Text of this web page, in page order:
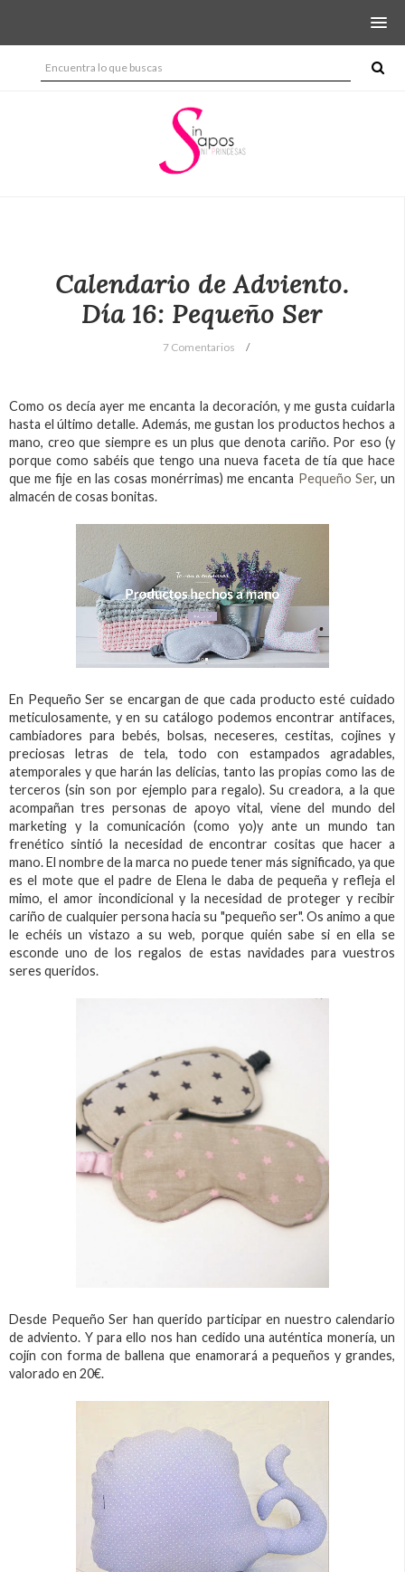
Calendario de Adviento.
Día 16: Pequeño Ser
7 Comentarios
Como os decía ayer me encanta la decoración, y me gusta cuidarla
hasta el último detalle. Además, me gustan los productos hechos a
mano, creo que siempre es un plus que denota cariño. Por eso (y
porque como sabéis que tengo una nueva faceta de tía que hace
que me fije en las cosas monérrimas) me encanta Pequeño Ser, un
almacén de cosas bonitas.
En Pequeño Ser se encargan de que cada producto esté cuidado
meticulosamente, y en su catálogo podemos encontrar antifaces,
cambiadores para bebés, bolsas, neceseres, cestitas, cojines y
preciosas letras de tela, todo con estampados agradables,
atemporales y que harán las delicias, tanto las propias como las de
terceros (sin son por ejemplo para regalo). Su creadora, a la que
acompañan tres personas de apoyo vital, viene del mundo del
marketing y la comunicación (como yo)y ante un mundo tan
frenético sintió la necesidad de encontrar cositas que hacer a
mano. El nombre de la marca no puede tener más significado, ya que
es el mote que el padre de Elena le daba de pequeña y refleja el
mimo, el amor incondicional y la necesidad de proteger y recibir
cariño de cualquier persona hacia su "pequeño ser". Os animo a que
le echéis un vistazo a su web, porque quién sabe si en ella se
esconde uno de los regalos de estas navidades para vuestros
seres queridos.
Desde Pequeño Ser han querido participar en nuestro calendario
de adviento. Y para ello nos han cedido una auténtica monería, un
cojín con forma de ballena que enamorará a pequeños y grandes,
valorado en 20€.